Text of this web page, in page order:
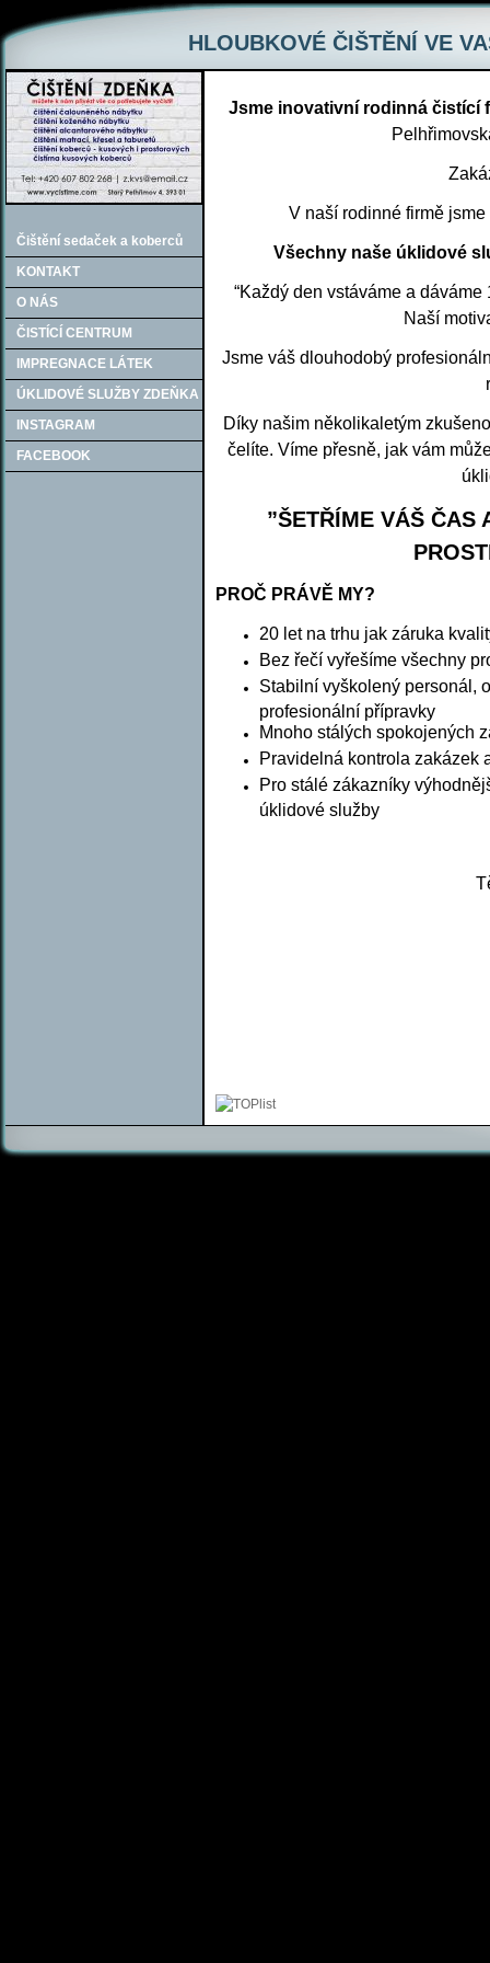
HLOUBKOVÉ ČIŠTĚNÍ VE
Čištění sedaček a koberců
KONTAKT
O NÁS
ČISTÍCÍ CENTRUM
IMPREGNACE LÁTEK
ÚKLIDOVÉ SLUŽBY ZDEŇKA
INSTAGRAM
FACEBOOK
Jsme inovativní rodinná čistící
V naší rodinné firmě
Všechny naše úklidové
“Každý den vstáváme a
Naší
Jsme váš dlouhodobý
Díky našim několikaletým
čelíte. Víme přesně, jak vám
”ŠETŘÍME VÁŠ ČAS
PROČ PRÁVĚ MY?
20 let na trhu jak záruka
Bez řečí vyřešíme všechny
Stabilní vyškolený personál,
profesionální přípravky
Mnoho stálých spokojených
Pravidelná kontrola zakázek
Pro stálé zákazníky
úklidové služby